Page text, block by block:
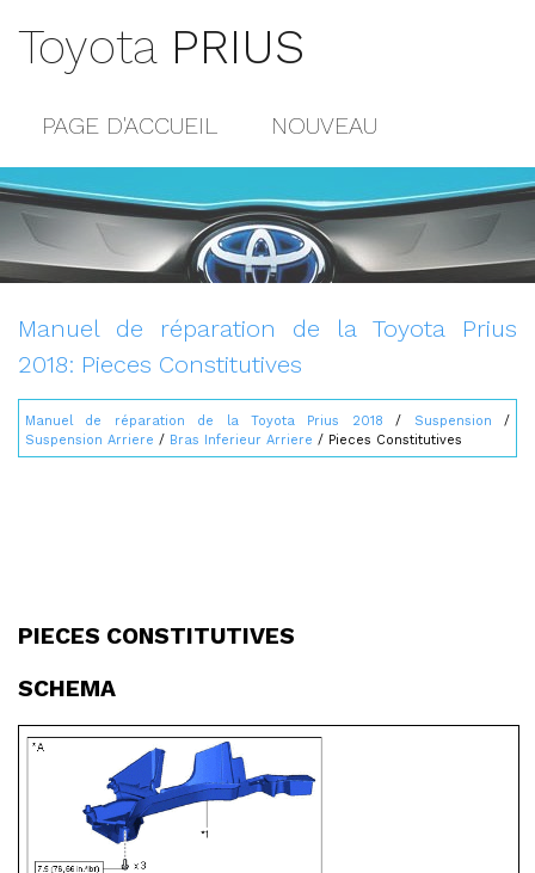
Toyota PRIUS
PAGE D'ACCUEIL NOUVEAU
POPULAIRE
CONTACTS
Manuel de réparation de la Toyota Prius
2018: Pieces Constitutives
Manuel de réparation de la Toyota Prius 2018 / Suspension /
Suspension Arriere / Bras Inferieur Arriere / Pieces Constitutives
PIECES CONSTITUTIVES
SCHEMA